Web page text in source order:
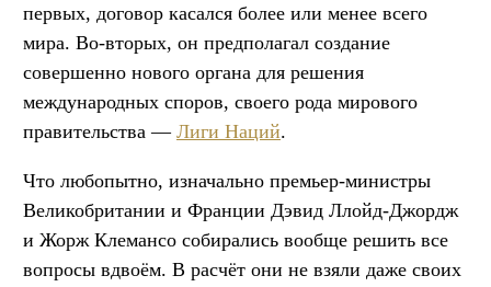
первых, договор касался более или менее всего
мира. Во-вторых, он предполагал создание
совершенно нового органа для решения
международных споров, своего рода мирового
правительства — Лиги Наций.
Что любопытно, изначально премьер-министры
Великобритании и Франции Дэвид Ллойд-Джордж
и Жорж Клемансо собирались вообще решить все
вопросы вдвоём. В расчёт они не взяли даже своих